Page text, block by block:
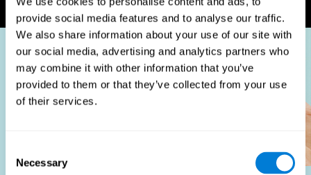
provide social media features and to analyse our traffic.
We also share information about your use of our site with
our social media, advertising and analytics partners who
may combine it with other information that you’ve
provided to them or that they’ve collected from your use
of their services.
Selection
Necessary